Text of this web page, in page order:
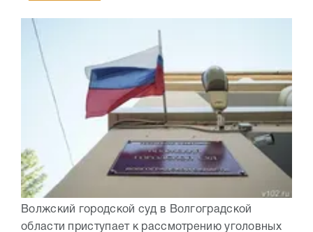
Волжский городской суд в Волгоградской
области приступает к рассмотрению уголовных